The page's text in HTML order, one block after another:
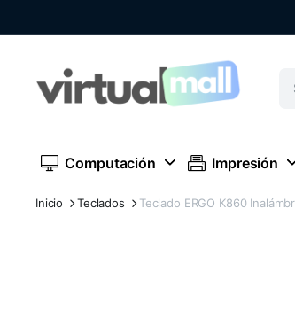
Computación Impresión
Inicio Teclados Teclado ERGO K860